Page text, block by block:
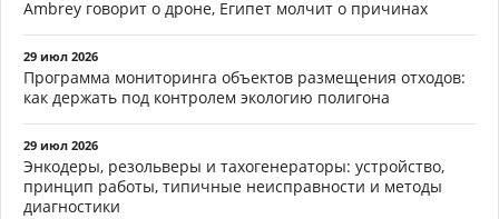
Ambrey говорит о дроне, Египет молчит о причинах
29 июл 2026
Программа мониторинга объектов размещения отходов:
как держать под контролем экологию полигона
29 июл 2026
Энкодеры, резольверы и тахогенераторы: устройство,
принцип работы, типичные неисправности и методы
диагностики